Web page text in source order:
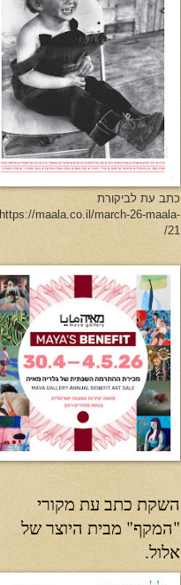
כתב עת לביקורת
https://maala.co.il/march-26-maala-
21/
השקת כתב עת מקורי
"המקף" מבית היוצר של
אלול.